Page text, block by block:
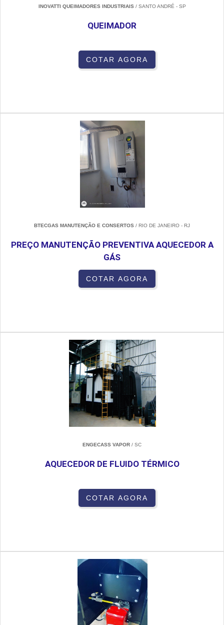
INOVATTI QUEIMADORES INDUSTRIAIS/ SANTO ANDRÉ - SP
QUEIMADOR
COTAR AGORA
BTECGAS MANUTENÇÃO E CONSERTOS / RIO DE JANEIRO - RJ
PREÇO MANUTENÇÃO PREVENTIVA AQUECEDOR A
GÁS
COTAR AGORA
ENGECASS VAPOR / SC
AQUECEDOR DE FLUIDO TÉRMICO
COTAR AGORA